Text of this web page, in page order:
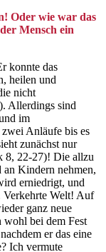
Oder wie war das
Mensch ein
konnte das
heilen und
nicht
Allerdings sind
im
Anläufe bis es
zunächst nur
8, 22-27)! Die allzu
an Kindern nehmen,
erniedrigt, und
Verkehrte Welt! Auf
ganz neue
wohl bei dem Fest
er das eine
Ich vermute